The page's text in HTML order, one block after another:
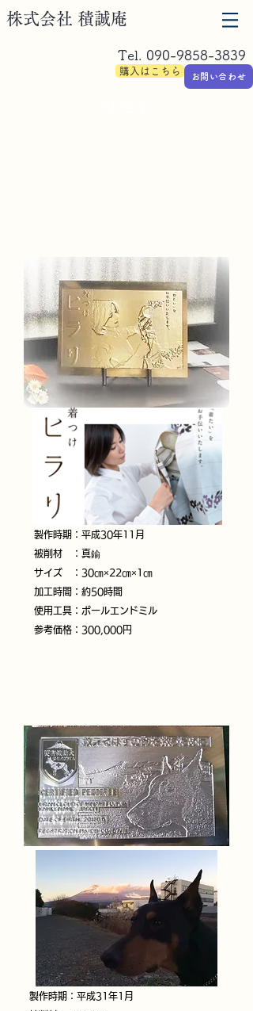
​株式会社 積誠庵
Tel. 090-9858-3839
購入はこちら お問い合わせ
製作時期：平成30年11月
被削材 ：真鍮
サイズ ：30㎝×22㎝×1㎝
加工時間：約50時間
使用工具：ボールエンドミル
参考価格：300,000円
製作時期：平成31年1月